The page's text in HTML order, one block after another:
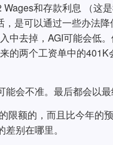
和存款利息 （这
是可以通过一些办法
中去掉，AGI可能会低
的两个工资单中的
会不准。最后都会以最
限额的，而且比今年的
别在哪里。